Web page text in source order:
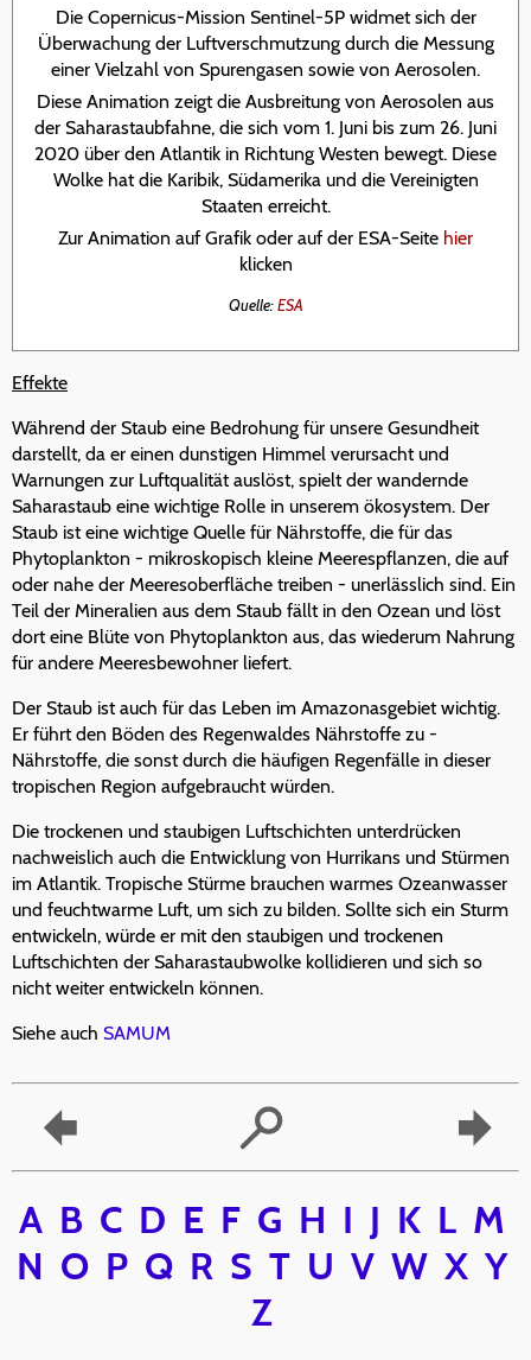
Die Copernicus-Mission Sentinel-5P widmet sich der
Überwachung der Luftverschmutzung durch die Messung
einer Vielzahl von Spurengasen sowie von Aerosolen.
Diese Animation zeigt die Ausbreitung von Aerosolen aus
der Saharastaubfahne, die sich vom 1. Juni bis zum 26. Juni
2020 über den Atlantik in Richtung Westen bewegt. Diese
Wolke hat die Karibik, Südamerika und die Vereinigten
Staaten erreicht.
Zur Animation auf Grafik oder auf der ESA-Seite hier
klicken
Quelle:ESA
Effekte
Während der Staub eine Bedrohung für unsere Gesundheit
darstellt, da er einen dunstigen Himmel verursacht und
Warnungen zur Luftqualität auslöst, spielt der wandernde
Saharastaub eine wichtige Rolle in unserem ökosystem. Der
Staub ist eine wichtige Quelle für Nährstoffe, die für das
Phytoplankton - mikroskopisch kleine Meerespflanzen, die auf
oder nahe der Meeresoberfläche treiben - unerlässlich sind. Ein
Teil der Mineralien aus dem Staub fällt in den Ozean und löst
dort eine Blüte von Phytoplankton aus, das wiederum Nahrung
für andere Meeresbewohner liefert.
Der Staub ist auch für das Leben im Amazonasgebiet wichtig.
Er führt den Böden des Regenwaldes Nährstoffe zu -
Nährstoffe, die sonst durch die häufigen Regenfälle in dieser
tropischen Region aufgebraucht würden.
Die trockenen und staubigen Luftschichten unterdrücken
nachweislich auch die Entwicklung von Hurrikans und Stürmen
im Atlantik. Tropische Stürme brauchen warmes Ozeanwasser
und feuchtwarme Luft, um sich zu bilden. Sollte sich ein Sturm
entwickeln, würde er mit den staubigen und trockenen
Luftschichten der Saharastaubwolke kollidieren und sich so
nicht weiter entwickeln können.
Siehe auch SAMUM
A B C D E F G H I J K L M
N O P Q R S T U V W X Y
Z